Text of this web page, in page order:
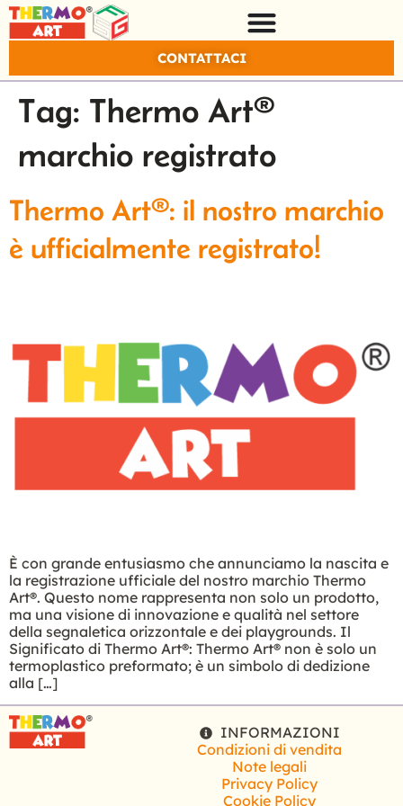
CONTATTACI
Tag: Thermo Art®
marchio registrato
Thermo Art®: il nostro marchio
è ufficialmente registrato!
È con grande entusiasmo che annunciamo la nascita e
la registrazione ufficiale del nostro marchio Thermo
Art®. Questo nome rappresenta non solo un prodotto,
ma una visione di innovazione e qualità nel settore
della segnaletica orizzontale e dei playgrounds. Il
Significato di Thermo Art®: Thermo Art® non è solo un
termoplastico preformato; è un simbolo di dedizione
alla […]
INFORMAZIONI
Condizioni di vendita
Note legali
Privacy Policy
Cookie Policy